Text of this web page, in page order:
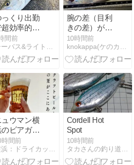
っくり出勤
超効率的ナ
ール
間前
腕の差（目利
きの差）がは
っきり出まし
た！！
10時間前
ュウマン横
のビアガー
ン
時間前
Cordell Hot
Spot
10時間前